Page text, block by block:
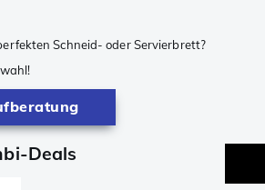
Schneid- oder Servierbrett?
Deals